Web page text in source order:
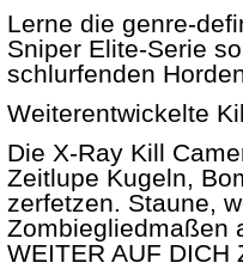
Lerne die genre-
Sniper Elite-Serie
schlurfenden
Weiterentwickelte
Die X-Ray Kill
Zeitlupe Kugeln,
zerfetzen. Staune,
Zombiegliedmaßen
WEITER AUF DICH